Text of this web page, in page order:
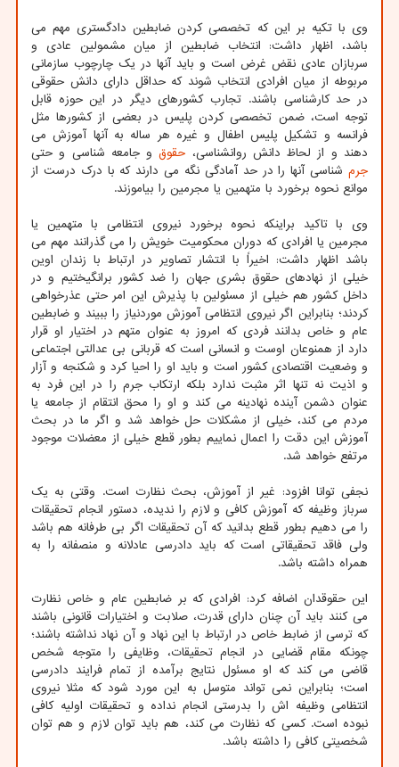
وی با تکیه بر این که تخصصی کردن ضابطین دادگستری مهم می
باشد، اظهار داشت: انتخاب ضابطین از میان مشمولین عادی و
سربازان عادی نقض غرض است و باید آنها در یک چارچوب سازمانی
مربوطه از میان افرادی انتخاب شوند که حداقل دارای دانش حقوقی
در حد کارشناسی باشند. تجارب کشورهای دیگر در این حوزه قابل
توجه است، ضمن تخصصی کردن پلیس در بعضی از کشورها مثل
فرانسه و تشکیل پلیس اطفال و غیره هر ساله به آنها آموزش می
دهند و از لحاظ دانش روانشناسی، حقوقو جامعه شناسی و حتی
جرم شناسی آنها را در حد آمادگی نگه می دارند که با درک درست از
موانع نحوه برخورد با متهمین یا مجرمین را بیاموزند.
وی با تاکید براینکه نحوه برخورد نیروی انتظامی با متهمین یا
مجرمین یا افرادی که دوران محکومیت خویش را می گذرانند مهم می
باشد اظهار داشت: اخیراً با انتشار تصاویر در ارتباط با زندان اوین
خیلی از نهادهای حقوق بشری جهان را ضد کشور برانگیختیم و در
داخل کشور هم خیلی از مسئولین با پذیرش این امر حتی عذرخواهی
کردند؛ بنابراین اگر نیروی انتظامی آموزش موردنیاز را ببیند و ضابطین
عام و خاص بدانند فردی که امروز به عنوان متهم در اختیار او قرار
دارد از همنوعان اوست و انسانی است که قربانی بی عدالتی اجتماعی
و وضعیت اقتصادی کشور است و باید او را احیا کرد و شکنجه و آزار
و اذیت نه تنها اثر مثبت ندارد بلکه ارتکاب جرم را در این فرد به
عنوان دشمن آینده نهادینه می کند و او را محق انتقام از جامعه یا
مردم می کند، خیلی از مشکلات حل خواهد شد و اگر ما در بحث
آموزش این دقت را اعمال نماییم بطور قطع خیلی از معضلات موجود
مرتفع خواهد شد.
نجفی توانا افزود: غیر از آموزش، بحث نظارت است. وقتی به یک
سرباز وظیفه که آموزش کافی و لازم را ندیده، دستور انجام تحقیقات
را می دهیم بطور قطع بدانید که آن تحقیقات اگر بی طرفانه هم باشد
ولی فاقد تحقیقاتی است که باید دادرسی عادلانه و منصفانه را به
همراه داشته باشد.
این حقوقدان اضافه کرد: افرادی که بر ضابطین عام و خاص نظارت
می کنند باید آن چنان دارای قدرت، صلابت و اختیارات قانونی باشند
که ترسی از ضابط خاص در ارتباط با این نهاد و آن نهاد نداشته باشند؛
چونکه مقام قضایی در انجام تحقیقات، وظایفی را متوجه شخص
قاضی می کند که او مسئول نتایج برآمده از تمام فرایند دادرسی
است؛ بنابراین نمی تواند متوسل به این مورد شود که مثلا نیروی
انتظامی وظیفه اش را بدرستی انجام نداده و تحقیقات اولیه کافی
نبوده است. کسی که نظارت می کند، هم باید توان لازم و هم توان
شخصیتی کافی را داشته باشد.